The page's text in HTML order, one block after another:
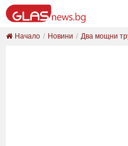
Начало Новини Два мощни